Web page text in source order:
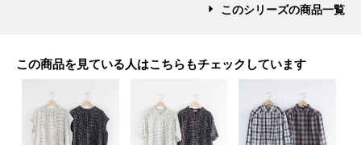
このシリーズの商品一覧
この商品を見ている人はこちらもチェックしています